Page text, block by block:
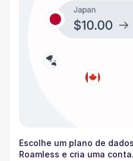
Escolhe um plano de
Roamless e cria uma conta.